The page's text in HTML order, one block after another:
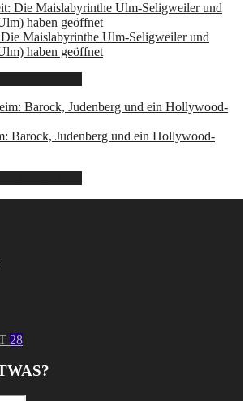
Maislabyrinthe Ulm-Seligweiler und
haben geöffnet
Barock, Judenberg und ein Hollywood-
28